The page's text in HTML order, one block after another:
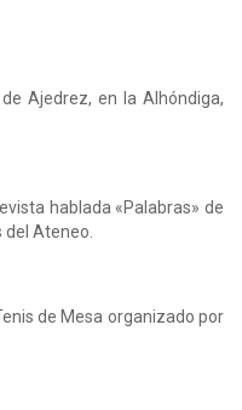
Ajedrez, en la Alhóndiga,
hablada «Palabras» de
del Ateneo.
de Mesa organizado por